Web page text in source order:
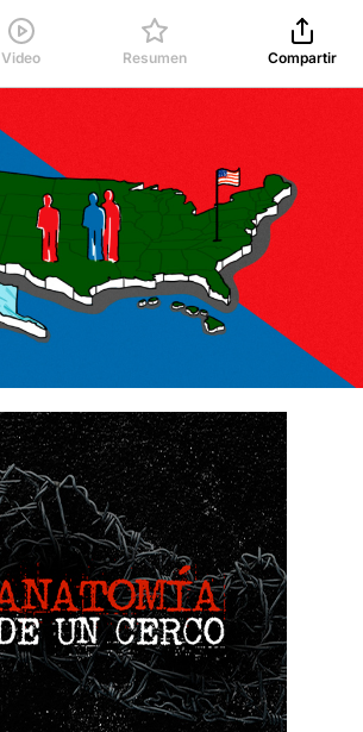
Video Resumen Compartir